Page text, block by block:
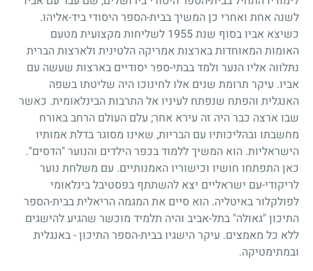
לשנה אחת ואחרי כן המשיך בבית-הספר היסודי ביד-אליהו.
כשיצא אביו בסוף שנת1955 לשליחות מקצועית מטעם
האומות המאוחדות בארצות אמריקה הלטינית ולארצות הברית
נתלווה אליו הנער ולמד בבתי-ספר יסודיים בארצות שעשה עם
אביו. עיקר תרומת שנים אלו לחינוכו היה שליטתו בשפה
האנגלית והפתח שנפתח לעיניו אל התרבות הבינלאומית. כאשר
שבו ארצה כבר היה זה עירא אחר; עלם העולם הרחב באורח
מחשבתו ובהליכותיו עם הבריות, שאינו מסוגר בדלת אמותיו
הישראליות. הוא המשיך ללמוד בכפר הילדים והנוער "הדסים".
כאן התפתחו חושיו וכישוריו האמנותיים. עם משלחת נוער
לריקודי-עם ישראליים יצא להשתתף בפסטיבל בינלאומי
לפולקלור באיטליה. הוא סיים את המגמה הריאלית בבית-הספר
התיכון "גאולה" בתל-אביב והיה תלמיד מוכשר שהגיע להישגים
ללא כל מאמצים. עיקר הישגיו בבית-הספר התיכון - באנגלית
ובמתימטיקה.